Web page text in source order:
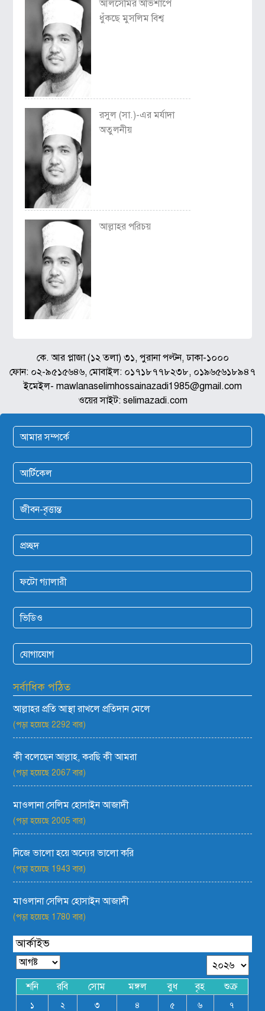
আলসেমির অভিশাপে
ধুঁকছে মুসলিম বিশ্ব
রসুল (সা.)-এর মর্যাদা
অতুলনীয়
আল্লাহর পরিচয়
কে. আর প্লাজা (১২ তলা) ৩১, পুরানা পল্টন, ঢাকা-১০০০
ফোন: ০২-৯৫১৫৬৪৬, মোবাইল: ০১৭১৮৭৭৮২৩৮, ০১৯৬৫৬১৮৯৪৭
ইমেইল- mawlanaselimhossainazadi1985@gmail.com
ওয়ের সাইট: selimazadi.com
আমার সম্পর্কে
আর্টিকেল
জীবন-বৃত্তান্ত
প্রচ্ছদ
ফটো গ্যালারী
ভিডিও
যোগাযোগ
সর্বাধিক পঠিত
আল্লাহর প্রতি আস্থা রাখলে প্রতিদান মেলে
(পড়া হয়েছে 2292 বার)
কী বলেছেন আল্লাহ, করছি কী আমরা
(পড়া হয়েছে 2067 বার)
মাওলানা সেলিম হোসাইন আজাদী
(পড়া হয়েছে 2005 বার)
নিজে ভালো হয়ে অন্যের ভালো করি
(পড়া হয়েছে 1943 বার)
মাওলানা সেলিম হোসাইন আজাদী
(পড়া হয়েছে 1780 বার)
আর্কাইভ
শনি রবি সোম মঙ্গল বুধ বৃহ শুক্র
১ ২ ৩ ৪ ৫ ৬ ৭